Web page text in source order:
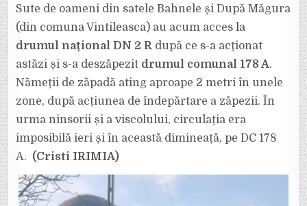
IEȘIT
DIN
CE
DRUMUL
DE
VINTILEASCA
A
FOST
DESZĂPEZIT.
Sute de oameni din satele Bahnele și După Măgura
(din comuna Vintileasca) au acum acces la
drumul național DN 2 R după ce s-a acționat
astăzi și s-a deszăpezit drumul comunal 178 A.
Nămeții de zăpadă ating aproape 2 metri în unele
zone, după acțiunea de îndepărtare a zăpezii. În
urma ninsorii și a viscolului, circulația era
imposibilă ieri și în această dimineață, pe DC 178
A. (Cristi IRIMIA)